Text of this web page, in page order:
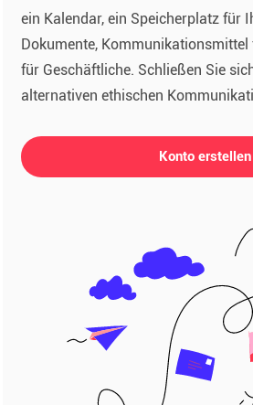
ein Kalendar, ein Speicherplatz für
Dokumente, Kommunikationsmittel
für Geschäftliche. Schließen Sie
alternativen ethischen
Konto erstellen